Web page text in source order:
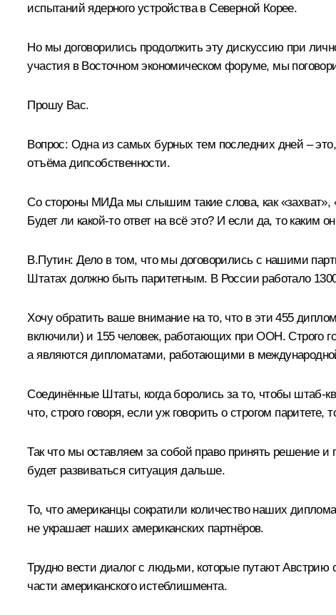
испытаний ядерного устройства в Северной Корее.
Но мы договорились продолжить эту дискуссию при
участия в Восточном экономическом форуме, мы
Прошу Вас.
Вопрос: Одна из самых бурных тем последних дней –
отъёма дипсобственности.
Со стороны МИДа мы слышим такие слова, как «захват»,
Будет ли какой-то ответ на всё это? И если да, то каким
В.Путин: Дело в том, что мы договорились с нашими
Штатах должно быть паритетным. В России работало
Хочу обратить ваше внимание на то, что в эти 455
включили) и 155 человек, работающих при ООН. Строго
а являются дипломатами, работающими в
Соединённые Штаты, когда боролись за то, чтобы штаб-
что, строго говоря, если уж говорить о строгом
Так что мы оставляем за собой право принять решение
будет развиваться ситуация дальше.
То, что американцы сократили количество наших
не украшает наших американских партнёров.
Трудно вести диалог с людьми, которые путают Австрию
части американского истеблишмента.